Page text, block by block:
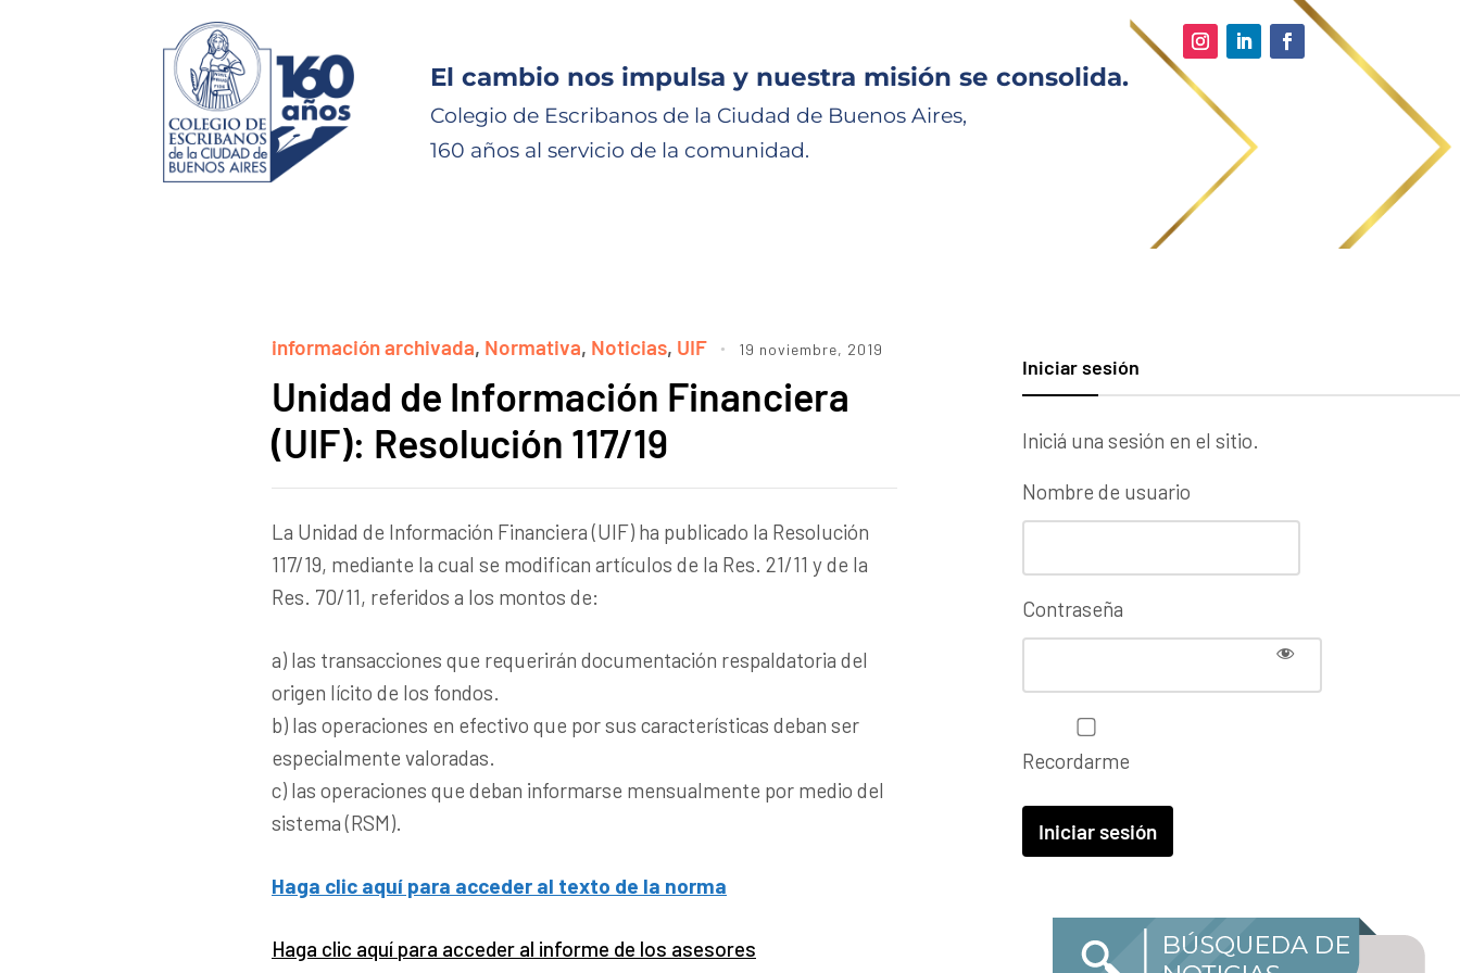
El cambio nos impulsa y nuestra misión se consolida.
Colegio de Escribanos de la Ciudad de Buenos Aires,
160 años al servicio de la comunidad.
información archivada, Normativa, Noticias, UIF 19 noviembre, 2019
Unidad de Información Financiera
(UIF): Resolución 117/19
La Unidad de Información Financiera (UIF) ha publicado la Resolución
117/19, mediante la cual se modifican artículos de la Res. 21/11 y de la
Res. 70/11, referidos a los montos de:
a) las transacciones que requerirán documentación respaldatoria del
origen lícito de los fondos.
b) las operaciones en efectivo que por sus características deban ser
especialmente valoradas.
c) las operaciones que deban informarse mensualmente por medio del
sistema (RSM).
Haga clic aquí para acceder al texto de la norma
Haga clic aquí para acceder al informe de los asesores
Iniciar sesión
Iniciá una sesión en el sitio.
Nombre de usuario
Contraseña
Recordarme